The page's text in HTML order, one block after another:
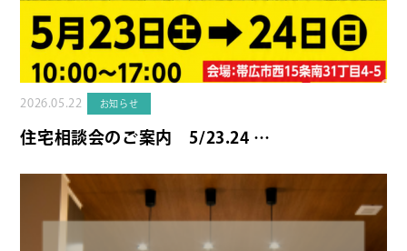
2026.05.22 お知らせ
住宅相談会のご案内 5/23.24 …